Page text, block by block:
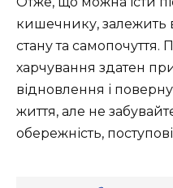
кишечнику, залежить
стану та самопочуття.
харчування здатен
відновлення і
життя, але не
обережність,